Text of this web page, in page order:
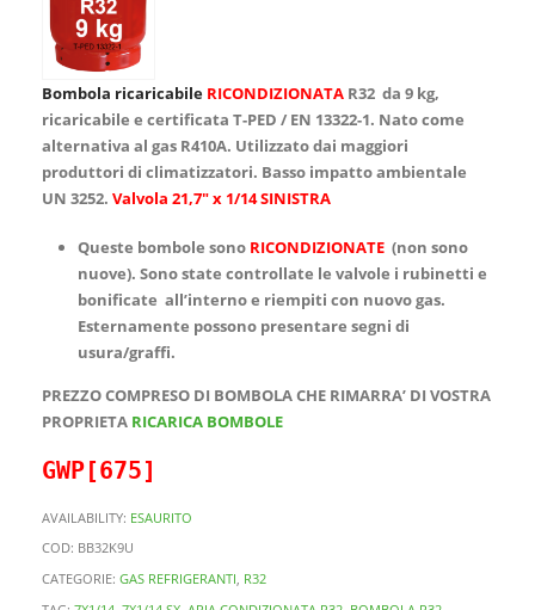
Bombola ricaricabile RICONDIZIONATA R32 da 9 kg,
ricaricabile e certificata T-PED / EN 13322-1. Nato come
alternativa al gas R410A. Utilizzato dai maggiori
produttori di climatizzatori. Basso impatto ambientale
UN 3252. Valvola 21,7″ x 1/14 SINISTRA
Queste bombole sono RICONDIZIONATE (non sono
nuove). Sono state controllate le valvole i rubinetti e
bonificate all’interno e riempiti con nuovo gas.
Esternamente possono presentare segni di
usura/graffi.
PREZZO COMPRESO DI BOMBOLA CHE RIMARRA’ DI VOSTRA
PROPRIETA RICARICA BOMBOLE
GWP[675]
AVAILABILITY: ESAURITO
COD: BB32K9U
CATEGORIE: GAS REFRIGERANTI, R32